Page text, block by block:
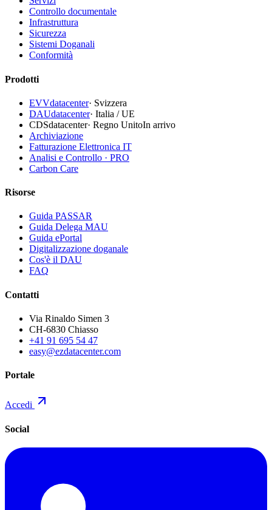
Controllo documentale
Infrastruttura
Sicurezza
Sistemi Doganali
Conformità
Prodotti
EVVdatacenter· Svizzera
DAUdatacenter· Italia / UE
CDSdatacenter· Regno UnitoIn arrivo
Archiviazione
Fatturazione Elettronica IT
Analisi e Controllo · PRO
Carbon Care
Risorse
Guida PASSAR
Guida Delega MAU
Guida ePortal
Digitalizzazione doganale
Cos'è il DAU
FAQ
Contatti
Via Rinaldo Simen 3
CH-6830 Chiasso
+41 91 695 54 47
easy@ezdatacenter.com
Portale
Accedi
Social